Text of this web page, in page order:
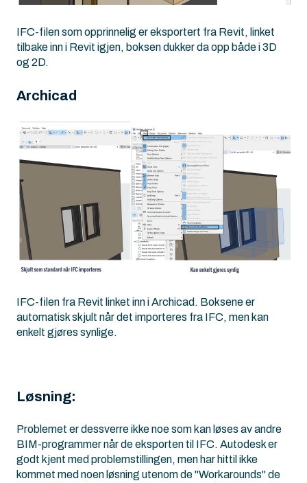
IFC-filen som opprinnelig er eksportert fra Revit, linket
tilbake inn i Revit igjen, boksen dukker da opp både i 3D
og 2D.
Archicad
IFC-filen fra Revit linket inn i Archicad. Boksene er
automatisk skjult når det importeres fra IFC, men kan
enkelt gjøres synlige.
Løsning:
Problemet er dessverre ikke noe som kan løses av andre
BIM-programmer når de eksporten til IFC. Autodesk er
godt kjent med problemstillingen, men har hittil ikke
kommet med noen løsning utenom de "Workarounds" de